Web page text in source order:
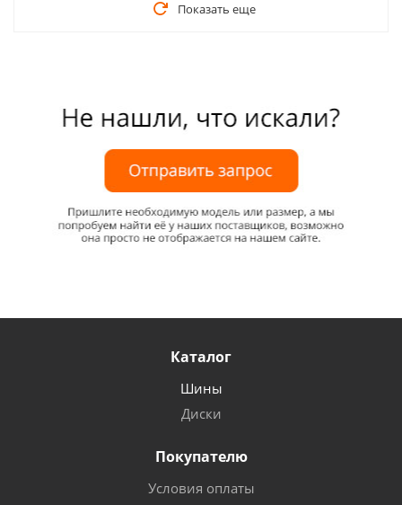
Показать еще
Каталог
Шины
Диски
Покупателю
Условия оплаты